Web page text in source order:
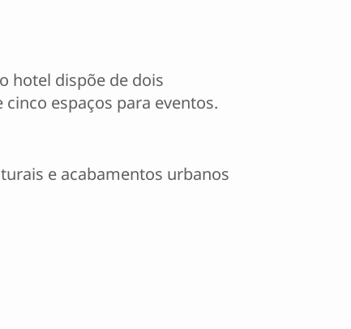
hotel dispõe de dois
espaços para eventos.
e acabamentos urbanos